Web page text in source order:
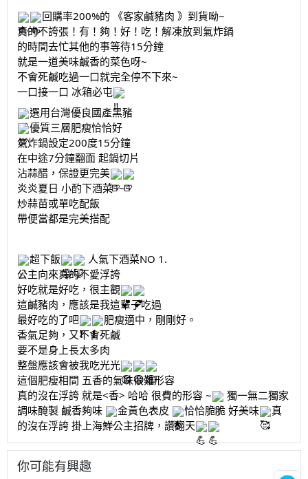
回購率200%的 《客家鹹豬肉 》到貨呦~
真的不誇張！有！夠！好！吃！解凍放到氣炸鍋
的時間去忙其他的事等待15分鐘
就是一道美味鹹香的菜色呀~
不會死鹹吃過一口就完全停不下來~
一口接一口 冰箱必屯
選用台灣優良國產黑豬
優質三層肥瘦恰恰好
氣炸鍋設定200度15分鐘
在中途7分鐘翻面 起鍋切片
沾蒜醋，保證更完美
炎炎夏日 小酌下酒菜~~~
炒蒜苗或單吃配飯
帶便當都是完美搭配
超下飯
人氣下酒菜NO 1.
公主向來真的不愛浮誇
好吃就是好吃，很主觀
這鹹豬肉，應該是我這輩子吃過
最好吃的了吧
肥瘦適中，剛剛好。
香氣足夠，又不會死鹹
要不是身上長太多肉
整盤應該會被我吃光光
這個肥瘦相間 五香的氣味很難形容
真的沒在浮誇 就是<香> 哈哈 很費的形容 ~
獨一無二獨家
調味醃製 鹹香夠味
金黃色表皮 恰恰脆脆 好美味
真
的沒在浮誇 掛上海鮮公主招牌，讚翻天
你可能有興趣